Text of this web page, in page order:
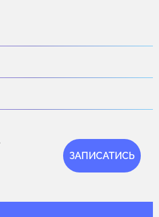
ЗАПИСАТИСЬ